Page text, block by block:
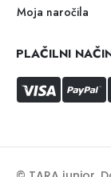
Moja naročila
PLAČILNI